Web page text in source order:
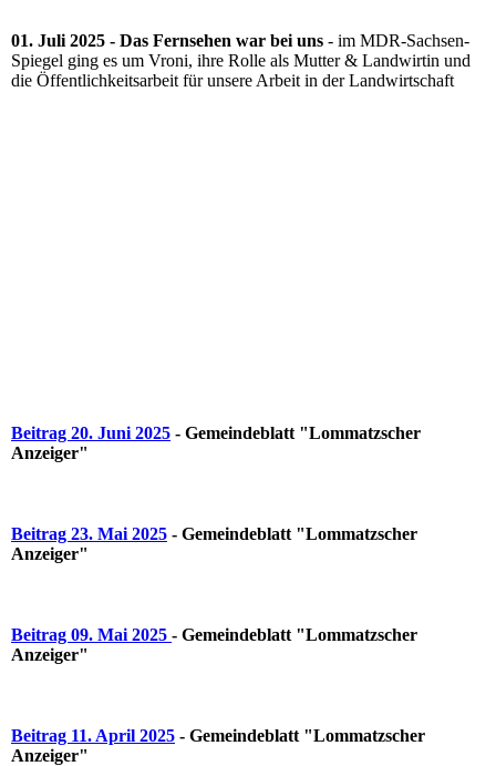
01. Juli 2025 - Das Fernsehen war bei uns - im MDR-Sachsen-
Spiegel ging es um Vroni, ihre Rolle als Mutter & Landwirtin und
die Öffentlichkeitsarbeit für unsere Arbeit in der Landwirtschaft
Beitrag 20. Juni 2025 - Gemeindeblatt "Lommatzscher
Anzeiger"
Beitrag 23. Mai 2025 - Gemeindeblatt "Lommatzscher
Anzeiger"
Beitrag 09. Mai 2025 - Gemeindeblatt "Lommatzscher
Anzeiger"
Beitrag 11. April 2025 - Gemeindeblatt "Lommatzscher
Anzeiger"